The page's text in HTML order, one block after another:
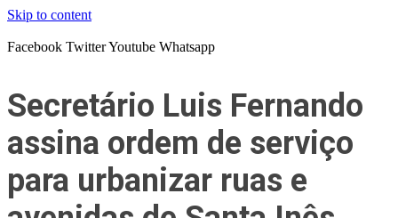
Skip to content
Facebook TwitterYoutube Whatsapp
Secretário Luis Fernando
assina ordem de serviço
para urbanizar ruas e